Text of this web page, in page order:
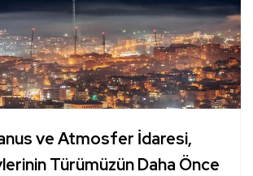
ve Atmosfer İdaresi,
Türümüzün Daha Önce